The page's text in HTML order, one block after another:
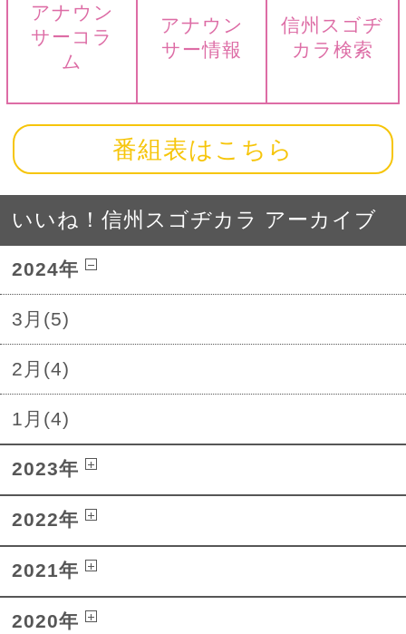
アナウン
サーコラ
ム
アナウン
サー情報
信州スゴヂ
カラ検索
番組表はこちら
いいね！信州スゴヂカラ アーカイブ
2024年
3月(5)
2月(4)
1月(4)
2023年
2022年
2021年
2020年